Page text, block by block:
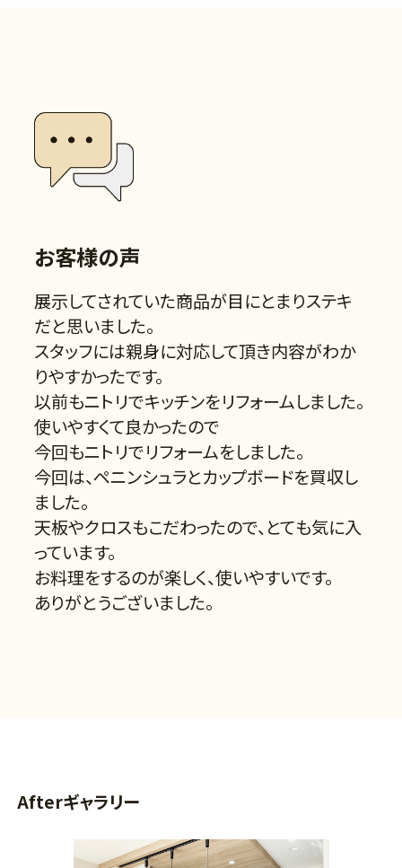
お客様の声
展示してされていた商品が目にとまりステキ
だと思いました。
スタッフには親身に対応して頂き内容がわか
りやすかったです。
以前もニトリでキッチンをリフォームしました。
使いやすくて良かったので
今回もニトリでリフォームをしました。
今回は、ペニンシュラとカップボードを買収し
ました。
天板やクロスもこだわったので、とても気に入
っています。
お料理をするのが楽しく、使いやすいです。
ありがとうございました。
Afterギャラリー